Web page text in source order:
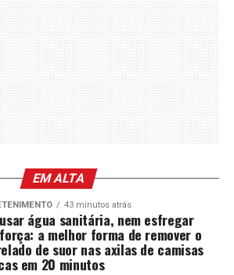
EM ALTA
43 minutos atrás
água sanitária, nem esfregar
a melhor forma de remover o
de suor nas axilas de camisas
em 20 minutos